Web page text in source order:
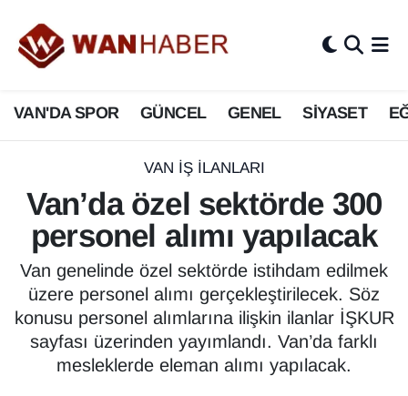
VAN'DA SPOR GÜNCEL GENEL SİYASET
VAN İŞ İLANLARI
Van’da özel sektörde 300
personel alımı yapılacak
Van genelinde özel sektörde istihdam edilmek
üzere personel alımı gerçekleştirilecek. Söz
konusu personel alımlarına ilişkin ilanlar İŞKUR
sayfası üzerinden yayımlandı. Van’da farklı
mesleklerde eleman alımı yapılacak.
3.SAYFA
ASAYİŞ
BİLİM VE TEKNOLOJİ
Biyografi
ÇEVRE
Deprem
Van Nöbetçi Eczaneler
Van Hava Durumu
Van Namaz Vakitleri
Van Trafik Yoğunluk Haritası
Süper Lig Puan Durumu ve Fikstür
Tüm Manşetler
Son Dakika Haberleri